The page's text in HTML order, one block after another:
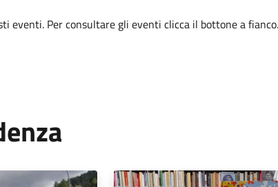
eventi. Per consultare gli eventi clicca il bottone a fianco.